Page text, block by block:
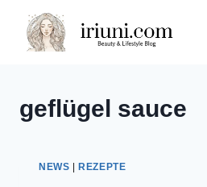
Inhalt
springen
geflügel sauce
NEWS REZEPTE